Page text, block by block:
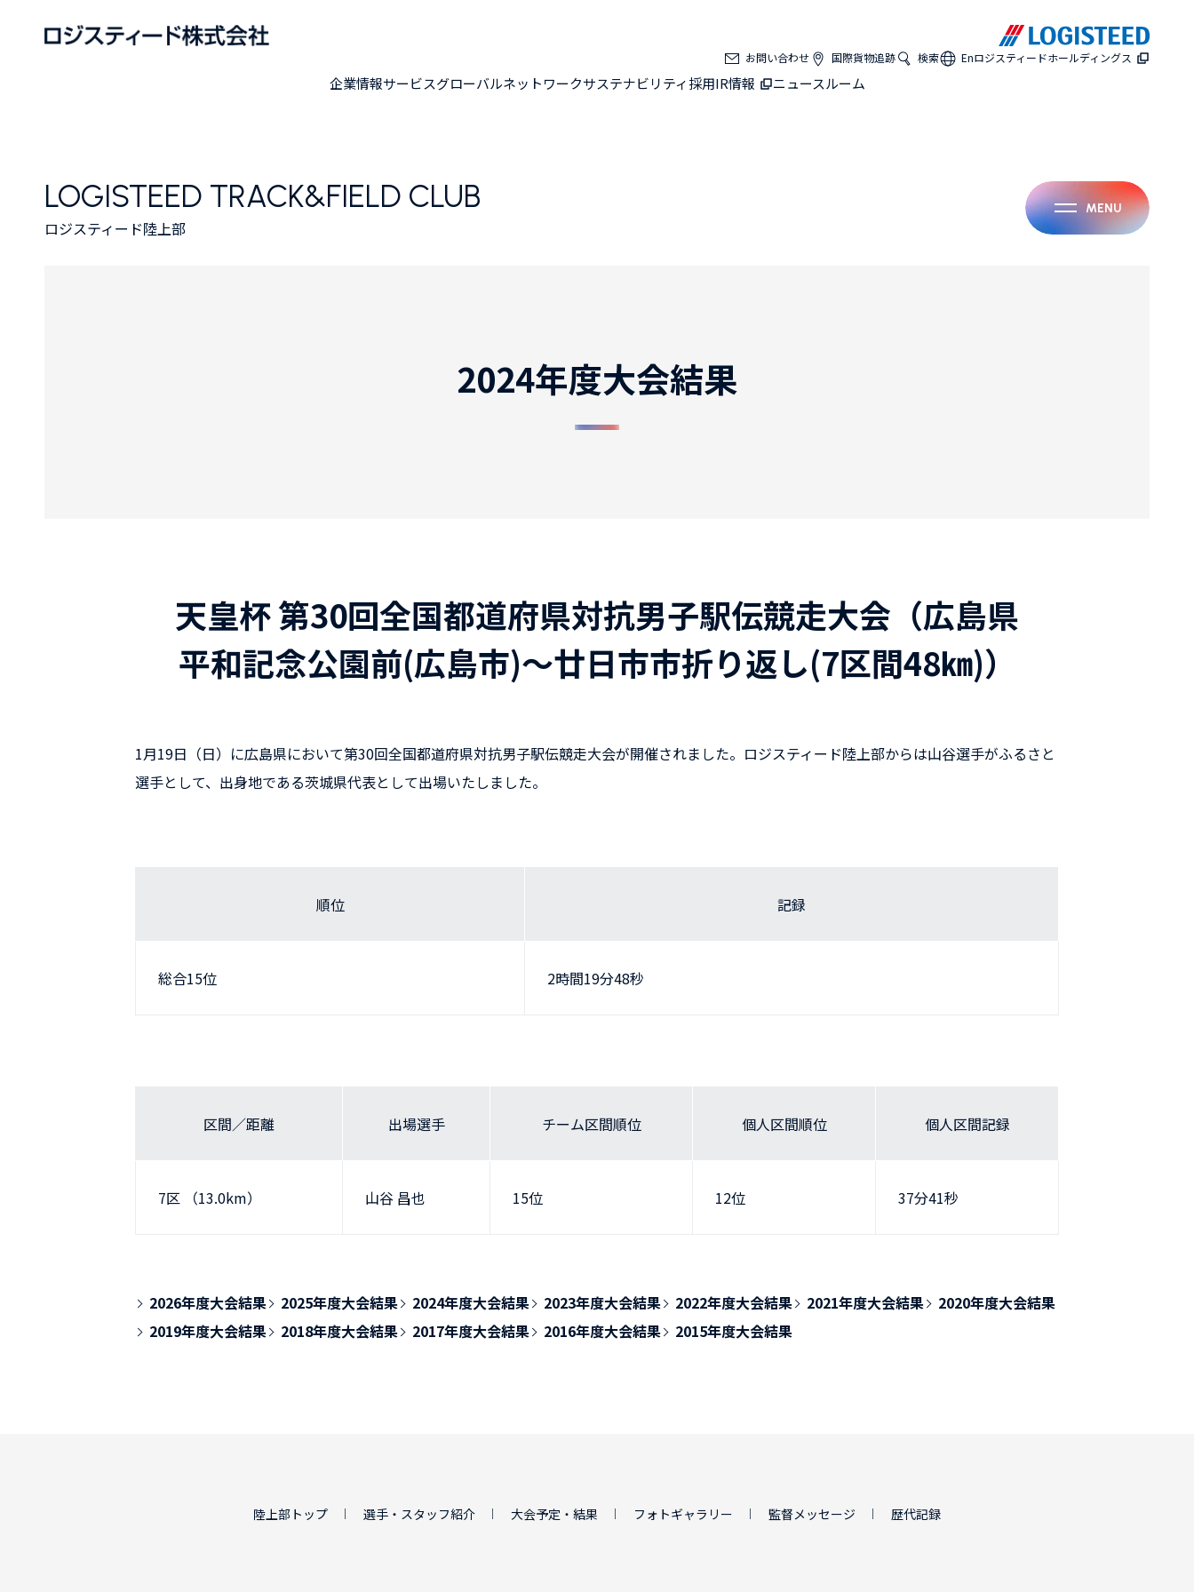
企業情報サービスグローバルネットワークサステナビリティ採用IR情報 ニュースルーム
お問い合わせ 国際貨物追跡 検索 Enロジスティードホールディングス
LOGISTEED TRACK&FIELD CLUB
ロジスティード陸上部
MENU
2024年度大会結果
天皇杯 第30回全国都道府県対抗男子駅伝競走大会（広島県
平和記念公園前(広島市)～廿日市市折り返し(7区間48㎞)）
1月19日（日）に広島県において第30回全国都道府県対抗男子駅伝競走大会が開催されました。ロジスティード陸上部からは山谷選手がふるさと
選手として、出身地である茨城県代表として出場いたしました。
順位 記録
総合15位 2時間19分48秒
区間／距離 出場選手 チーム区間順位 個人区間順位 個人区間記録
7区 （13.0km） 山谷 昌也 15位 12位 37分41秒
2026年度大会結果 2025年度大会結果 2024年度大会結果 2023年度大会結果 2022年度大会結果 2021年度大会結果
2020年度大会結果
2019年度大会結果
2018年度大会結果 2017年度大会結果 2016年度大会結果 2015年度大会結果
陸上部トップ 選手・スタッフ紹介 大会予定・結果 フォトギャラリー 監督メッセージ 歴代記録